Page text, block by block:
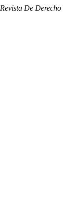
Revista De Derecho